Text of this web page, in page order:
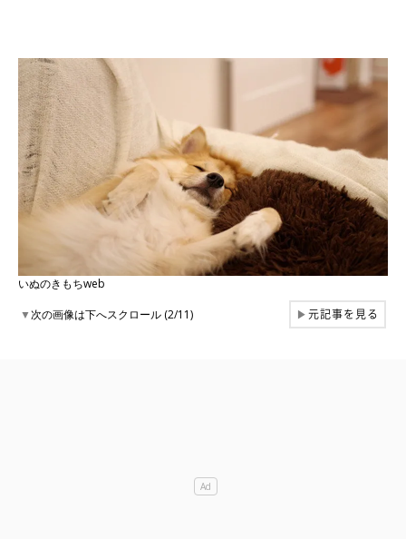
いぬのきもちweb
▼次の画像は下へスクロール (2/11) ▶元記事を見る